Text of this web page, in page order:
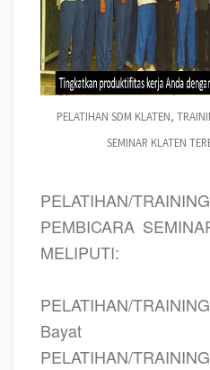
PELATIHAN SDM KLATEN,
SEMINAR KLATEN
PELATIHAN/
PEMBICARA
MELIPUTI:
PELATIHAN/
Bayat
PELATIHAN/